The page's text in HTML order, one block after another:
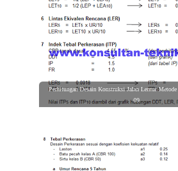
Perhitungan Desain Konstruksi Jalan Lentur
09